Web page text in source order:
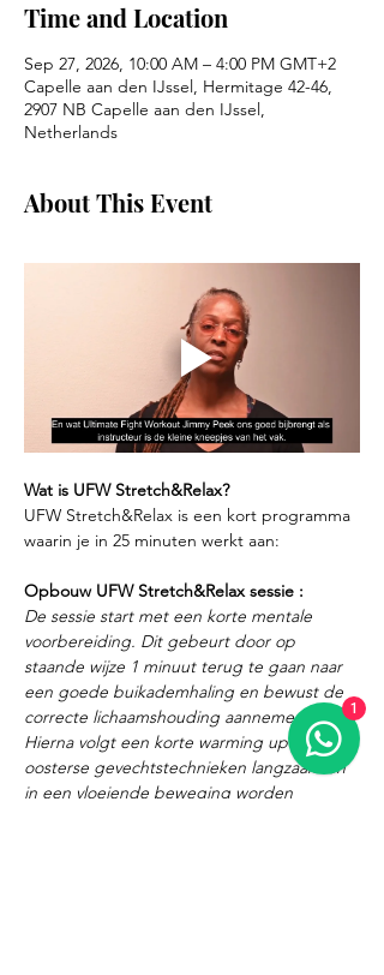
Time and Location
Sep 27, 2026, 10:00 AM – 4:00 PM GMT+2
Capelle aan den IJssel, Hermitage 42-46,
2907 NB Capelle aan den IJssel,
Netherlands
About This Event
Wat is UFW Stretch&Relax?
UFW Stretch&Relax is een kort programma
waarin je in 25 minuten werkt aan:
Opbouw UFW Stretch&Relax sessie :
De sessie start met een korte mentale
voorbereiding. Dit gebeurt door op
staande wijze 1 minuut terug te gaan naar
een goede buikademhaling en bewust de
correcte lichaamshouding aannemen.
Hierna volgt een korte warming up waarbij
oosterse gevechtstechnieken langzaam en
in een vloeiende beweging worden
1